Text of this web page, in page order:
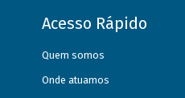
Acesso Rápido
Quem somos
Onde atuamos